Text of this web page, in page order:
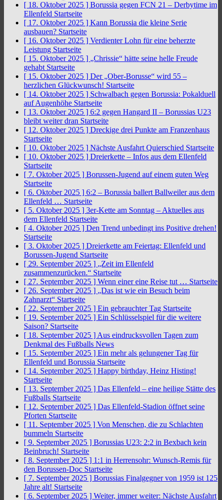
[ 18. Oktober 2025 ] Borussia gegen FCN 21 – Derbytime im
Ellenfeld Startseite
[ 17. Oktober 2025 ] Kann Borussia die kleine Serie
ausbauen? Startseite
[ 16. Oktober 2025 ] Verdienter Lohn für eine beherzte
Leistung Startseite
[ 15. Oktober 2025 ] „Chrissie“ hätte seine helle Freude
gehabt Startseite
[ 15. Oktober 2025 ] Der „Ober-Borusse“ wird 55 –
herzlichen Glückwunsch! Startseite
[ 14. Oktober 2025 ] Schwalbach gegen Borussia: Pokalduell
auf Augenhöhe Startseite
[ 13. Oktober 2025 ] 6:2 gegen Hangard II – Borussias U23
bleibt weiter dran Startseite
[ 12. Oktober 2025 ] Dreckige drei Punkte am Franzenhaus
Startseite
[ 10. Oktober 2025 ] Nächste Ausfahrt Quierschied Startseite
[ 10. Oktober 2025 ] Dreierkette – Infos aus dem Ellenfeld
Startseite
[ 7. Oktober 2025 ] Borussen-Jugend auf einem guten Weg
Startseite
[ 6. Oktober 2025 ] 6:2 – Borussia ballert Ballweiler aus dem
Ellenfeld … Startseite
[ 5. Oktober 2025 ] 3er-Kette am Sonntag – Aktuelles aus
dem Ellenfeld Startseite
[ 4. Oktober 2025 ] Den Trend unbedingt ins Positive drehen!
Startseite
[ 3. Oktober 2025 ] Dreierkette am Feiertag: Ellenfeld und
Borussen-Jugend Startseite
[ 29. September 2025 ] „Zeit im Ellenfeld
zusammenzurücken.“ Startseite
[ 27. September 2025 ] Wenn einer eine Reise tut … Startseite
[ 26. September 2025 ] „Das ist wie ein Besuch beim
Zahnarzt“ Startseite
[ 22. September 2025 ] Ein gebrauchter Tag Startseite
[ 19. September 2025 ] Ein Schlüsselspiel für die weitere
Saison? Startseite
[ 18. September 2025 ] Aus eindrucksvollen Tagen zum
Denkmal des Fußballs News
[ 15. September 2025 ] Ein mehr als gelungener Tag für
Ellenfeld und Borussia Startseite
[ 14. September 2025 ] Happy birthday, Heinz Histing!
Startseite
[ 13. September 2025 ] Das Ellenfeld – eine heilige Stätte des
Fußballs Startseite
[ 12. September 2025 ] Das Ellenfeld-Stadion öffnet seine
Pforten Startseite
[ 11. September 2025 ] Von Menschen, die zu Schlachten
bummeln Startseite
[ 9. September 2025 ] Borussias U23: 2:2 in Bexbach kein
Beinbruch! Startseite
[ 8. September 2025 ] 1:1 in Herrensohr: Wunsch-Remis für
den Borussen-Doc Startseite
[ 7. September 2025 ] Borussias Finalgegner von 1959 ist 125
Jahre alt! Startseite
[ 6. September 2025 ] Weiter, immer weiter: Nächste Ausfahrt